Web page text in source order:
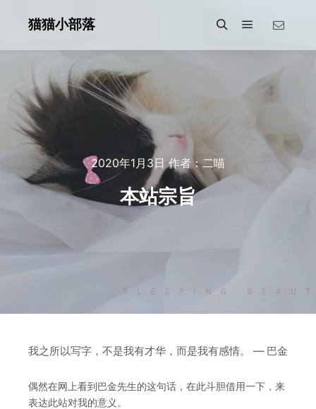
猫猫小部落
2020年1月3日 作者：二喵
本站宗旨
我之所以写字，不是我有才华，而是我有感情。 — 巴金
偶然在网上看到巴金先生的这句话，在此斗胆借用一下，来
表达此站对我的意义。